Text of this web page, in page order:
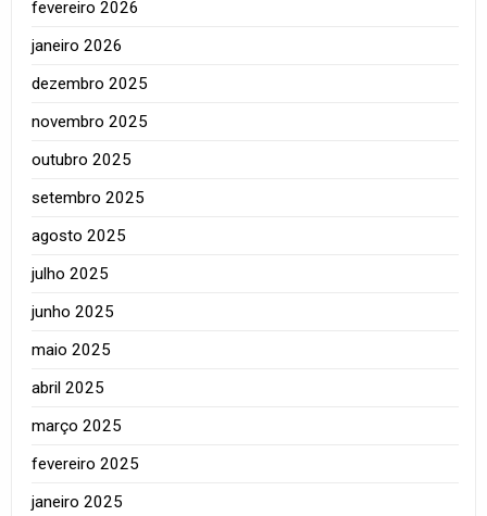
fevereiro 2026
janeiro 2026
dezembro 2025
novembro 2025
outubro 2025
setembro 2025
agosto 2025
julho 2025
junho 2025
maio 2025
abril 2025
março 2025
fevereiro 2025
janeiro 2025